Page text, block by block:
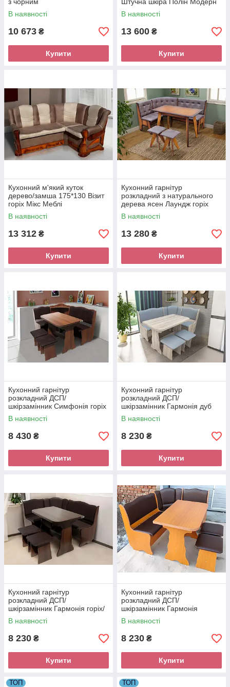
В наявності
10 673 ₴
Купити
В наявності
13 600 ₴
Купити
Кухонний м'який куток
дерево/замша 175*130 Візит
горіх Мікс Меблі
В наявності
13 312 ₴
Купити
Кухонний гарнітур
розкладний з натурального
дерева ясен Лаундж горіх
Мікс Меблі
В наявності
13 280 ₴
Купити
Кухонний гарнітур
розкладний ДСП/
шкірзамінник Симфонія горіх
еко/шоколад Мікс Меблі
В наявності
8 430 ₴
Купити
Кухонний гарнітур
розкладний ДСП/
шкірзамінник Гармонія дуб
сонома трюфель/сірий Мікс
Меблі
В наявності
8 230 ₴
Купити
Кухонний гарнітур
розкладний ДСП/
шкірзамінник Гармонія горіх/
шоколад Мікс Меблі
В наявності
8 230 ₴
Купити
Кухонний гарнітур
розкладний ДСП/
шкірзамінник Гармонія
вишня/шоколад Мікс Меблі
В наявності
8 230 ₴
Купити
ТОП ТОП